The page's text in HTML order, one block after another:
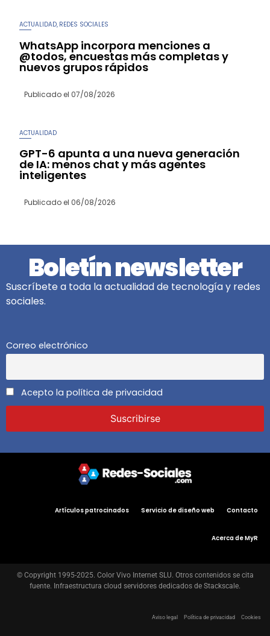
ACTUALIDAD, REDES SOCIALES
WhatsApp incorpora menciones a
@todos, encuestas más completas y
nuevos grupos rápidos
Publicado el 07/08/2026
ACTUALIDAD
GPT-6 apunta a una nueva generación
de IA: menos chat y más agentes
inteligentes
Publicado el 06/08/2026
Boletín newsletter
Suscríbete a toda la actualidad de tecnología y redes
sociales.
Correo electrónico
Acepto la política de privacidad
Artículos patrocinados Servicio de diseño web Contacto
Acerca de MyR
© Copyright 1995-2025. Color Vivo Internet SLU. Otros contenidos se cita
fuente. Infraestructura cloud servidores dedicados de Stackscale.
Aviso legal Política de privacidad Cookies